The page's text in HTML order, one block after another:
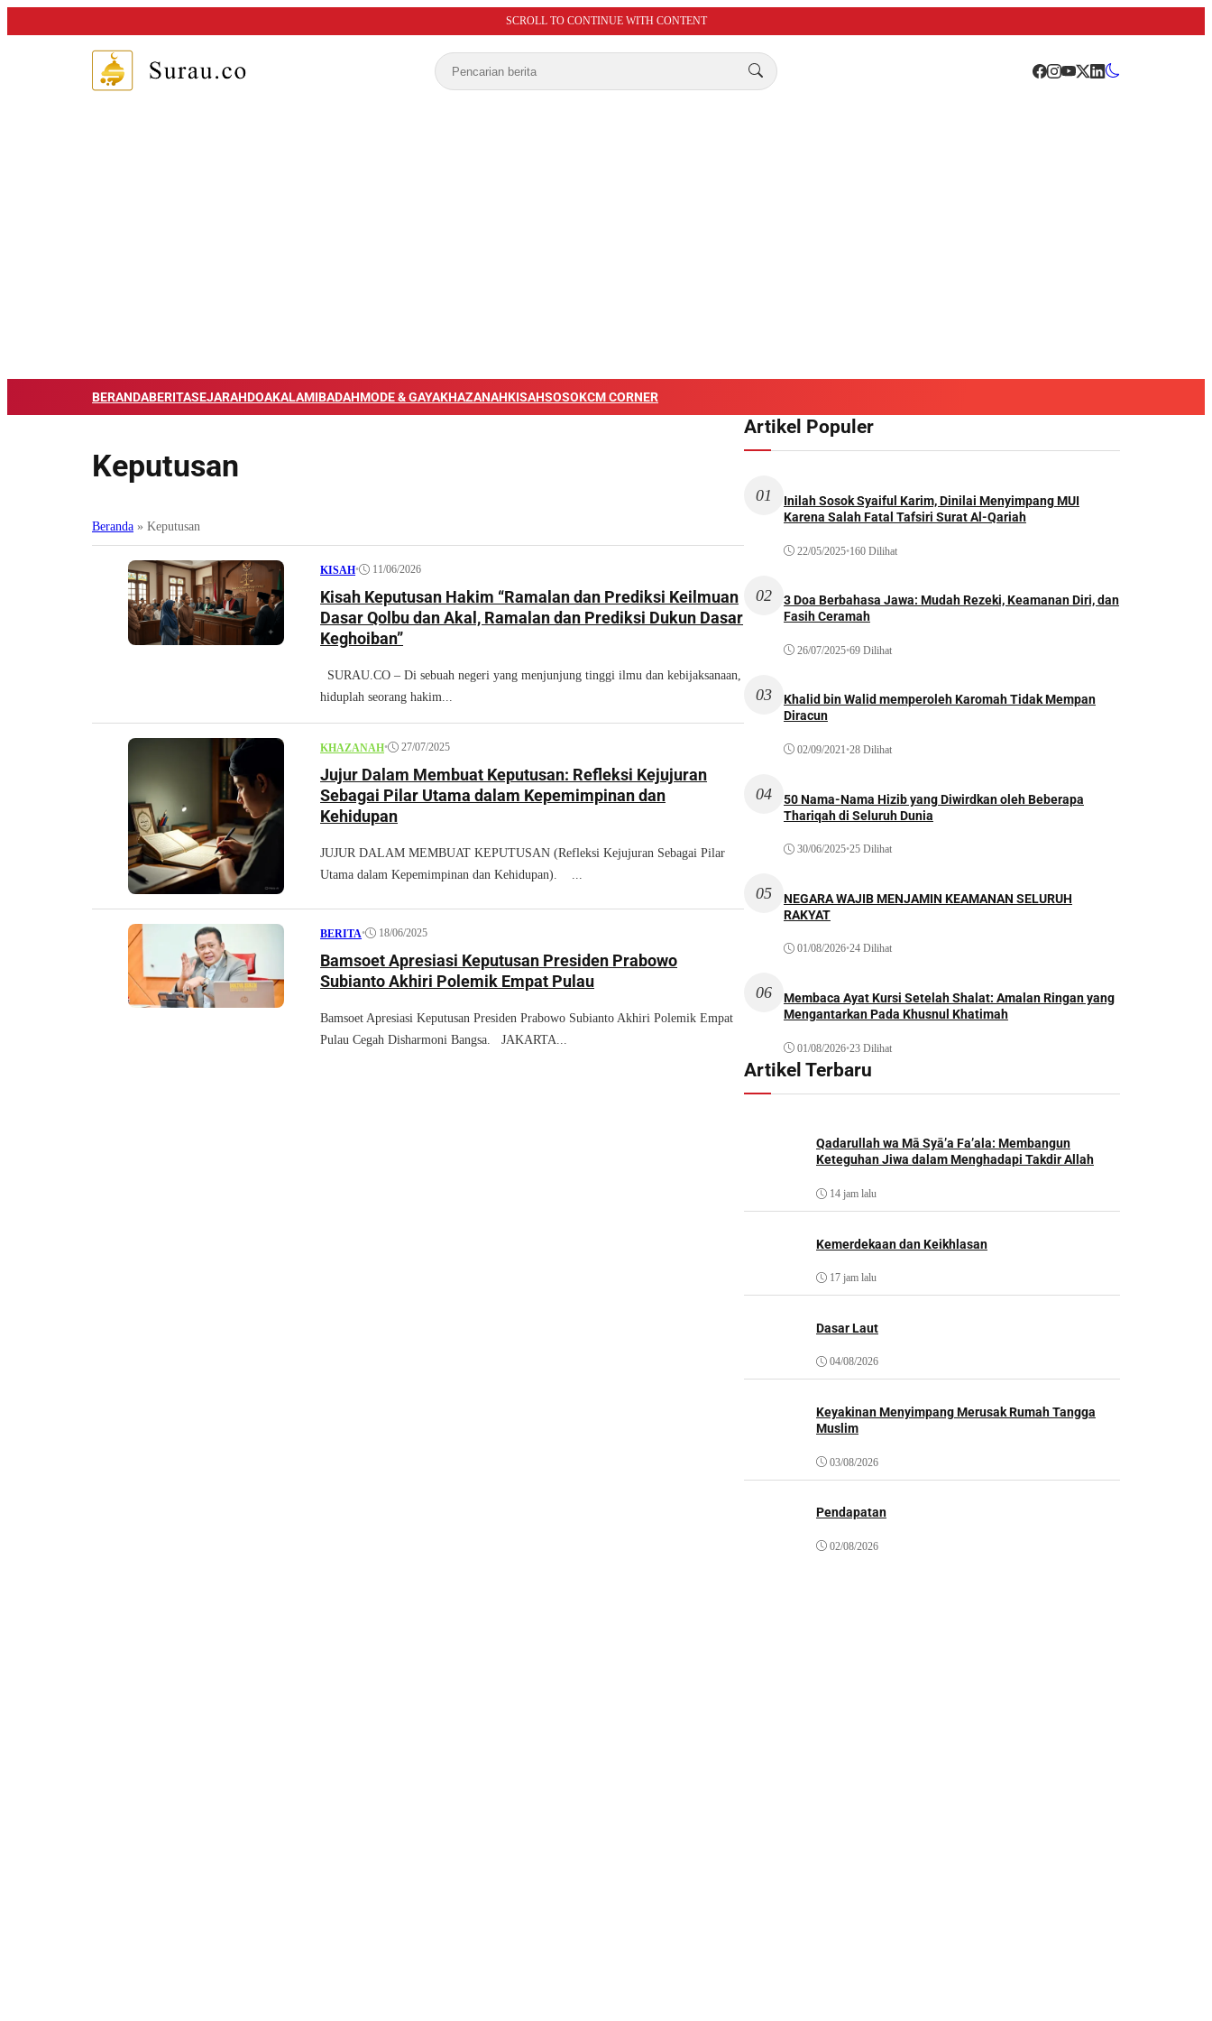
SCROLL TO CONTINUE WITH CONTENT
BERANDABERITASEJARAHDOAKALAMIBADAHMODE & GAYAKHAZANAHKISAHSOSOKCM CORNER
Keputusan
Beranda » Keputusan
KISAH• 11/06/2026
Kisah Keputusan Hakim “Ramalan dan Prediksi Keilmuan
Dasar Qolbu dan Akal, Ramalan dan Prediksi Dukun Dasar
Keghoiban”
SURAU.CO – Di sebuah negeri yang menjunjung tinggi ilmu dan kebijaksanaan,
hiduplah seorang hakim...
KHAZANAH• 27/07/2025
Jujur Dalam Membuat Keputusan: Refleksi Kejujuran
Sebagai Pilar Utama dalam Kepemimpinan dan
Kehidupan
JUJUR DALAM MEMBUAT KEPUTUSAN (Refleksi Kejujuran Sebagai Pilar
Utama dalam Kepemimpinan dan Kehidupan). ...
BERITA• 18/06/2025
Bamsoet Apresiasi Keputusan Presiden Prabowo
Subianto Akhiri Polemik Empat Pulau
Bamsoet Apresiasi Keputusan Presiden Prabowo Subianto Akhiri Polemik Empat
Pulau Cegah Disharmoni Bangsa. JAKARTA...
Artikel Populer
01
Inilah Sosok Syaiful Karim, Dinilai Menyimpang MUI
Karena Salah Fatal Tafsiri Surat Al-Qariah
22/05/2025•160 Dilihat
02
3 Doa Berbahasa Jawa: Mudah Rezeki, Keamanan Diri, dan
Fasih Ceramah
26/07/2025•69 Dilihat
03
Khalid bin Walid memperoleh Karomah Tidak Mempan
Diracun
02/09/2021•28 Dilihat
04
50 Nama-Nama Hizib yang Diwirdkan oleh Beberapa
Thariqah di Seluruh Dunia
30/06/2025•25 Dilihat
05
NEGARA WAJIB MENJAMIN KEAMANAN SELURUH
RAKYAT
01/08/2026•24 Dilihat
06
Membaca Ayat Kursi Setelah Shalat: Amalan Ringan yang
Mengantarkan Pada Khusnul Khatimah
01/08/2026•23 Dilihat
Artikel Terbaru
Qadarullah wa Mā Syā’a Fa’ala: Membangun
Keteguhan Jiwa dalam Menghadapi Takdir Allah
14 jam lalu
Kemerdekaan dan Keikhlasan
17 jam lalu
Dasar Laut
04/08/2026
Keyakinan Menyimpang Merusak Rumah Tangga
Muslim
03/08/2026
Pendapatan
02/08/2026